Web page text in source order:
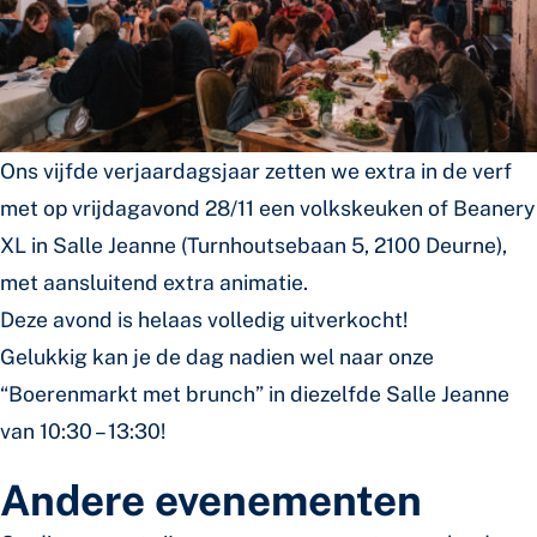
Ons vijfde verjaardagsjaar zetten we extra in de verf
met op vrijdagavond 28/11 een volkskeuken of Beanery
XL in Salle Jeanne (Turnhoutsebaan 5, 2100 Deurne),
met aansluitend extra animatie.
Deze avond is helaas volledig uitverkocht!
Gelukkig kan je de dag nadien wel naar onze
“Boerenmarkt met brunch” in diezelfde Salle Jeanne
van 10:30 – 13:30!
Andere evenementen